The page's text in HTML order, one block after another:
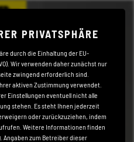
PRIVATSPHÄRE
durch die Einhaltung der EU-
Wir verwenden daher zunächst nur
zwingend erforderlich sind.
aktiven Zustimmung verwendet.
Einstellungen eventuell nicht alle
stehen. Es steht Ihnen jederzeit
oder zurückzuziehen, indem
Weitere Informationen finden
. Angaben zum Betreiber dieser